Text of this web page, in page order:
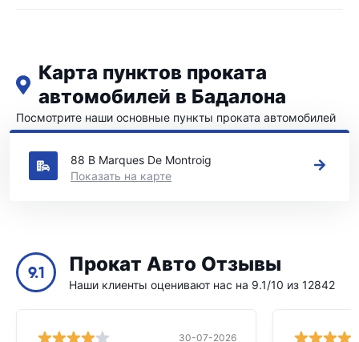
Карта пунктов проката
автомобилей в Бадалона
Посмотрите наши основные пункты проката автомобилей
в Бадалона
88 B Marques De Montroig
Показать на карте
9.1 Прокат Авто Отзывы
Наши клиенты оценивают нас на 9.1/10 из 12842
30-07-2026